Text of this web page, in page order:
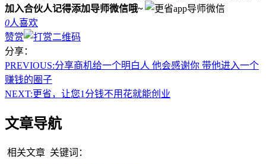
加入合伙人记得添加导师微信哦~
0人喜欢
赞赏
分享：
PREVIOUS:分享商机给一个明白人 他会感谢你 带他进入一个
赚钱的圈子
NEXT:更省，让您1分钱不用花就能创业
文章导航
相关文章 关键词：